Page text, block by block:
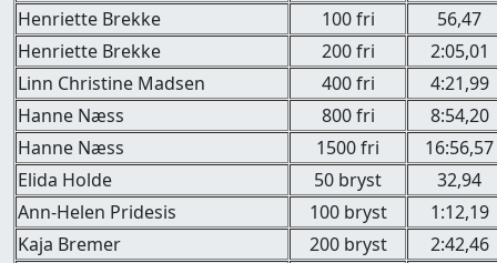
Henriette Brekke
100 fri
56,47
Henriette Brekke
200 fri
2:05,01
Linn Christine Madsen
400 fri
4:21,99
Hanne Næss
800 fri
8:54,20
Hanne Næss
1500 fri
16:56,57
Elida Holde
50 bryst
32,94
Ann-Helen Pridesis
100 bryst
1:12,19
Kaja Bremer
200 bryst
2:42,46